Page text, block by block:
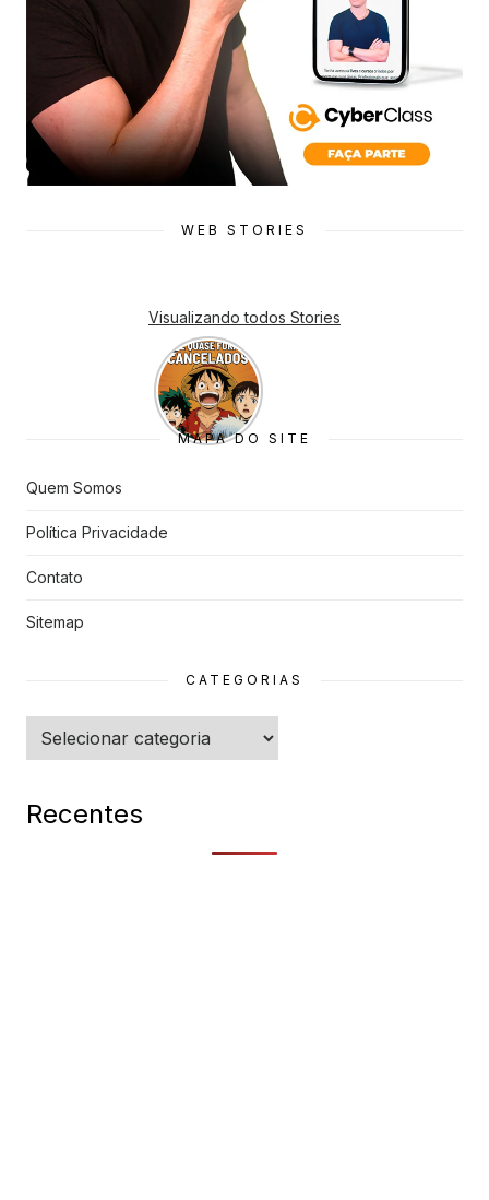
WEB STORIES
Visualizando todos Stories
7 Animes
que quase
Foram
Cancelado
s
MAPA DO SITE
Quem Somos
Política Privacidade
Contato
Sitemap
CATEGORIAS
Categorias
Recentes